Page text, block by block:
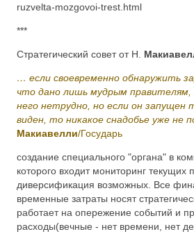
ruzvelta-mozgovoi-trest.html
***
Стратегический совет от Н.
… если своевременно обнаружить
что дано лишь мудрым
него нетрудно, но если он запущен
виден, то никакое снадобье уже не
Макиавелли/Государь
создание специального "органа" в
которого входит мониторинг текущих
диверсификация возможных. Все
временные затраты носят
работает на опережение событий и
расходы(вечные - нет времени, нет